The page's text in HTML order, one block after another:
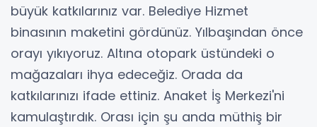
büyük katkılarınız var. Belediye Hizmet
binasının maketini gördünüz. Yılbaşından önce
orayı yıkıyoruz. Altına otopark üstündeki o
mağazaları ihya edeceğiz. Orada da
katkılarınızı ifade ettiniz. Anaket İş Merkezi'ni
kamulaştırdık. Orası için şu anda müthiş bir